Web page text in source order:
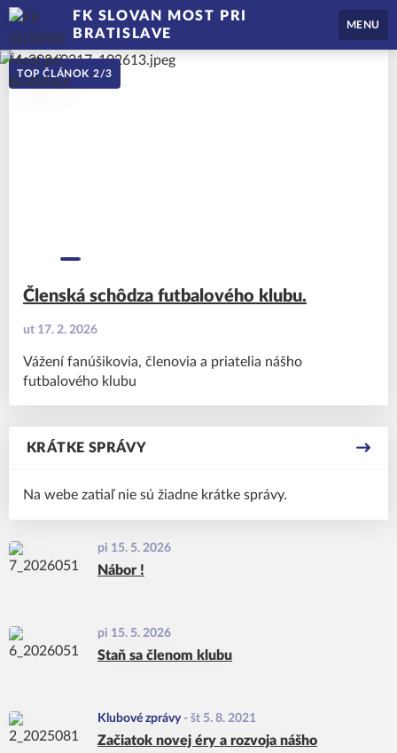
FK SLOVAN MOST PRI
BRATISLAVE
MENU
TOP ČLÁNOK 2/3
ut 17. 2. 2026
Členská schôdza futbalového klubu.
Vážení fanúšikovia, členovia a priatelia nášho
futbalového klubu
KRÁTKE SPRÁVY
Na webe zatiaľ nie sú žiadne krátke správy.
pi 15. 5. 2026
Nábor !
pi 15. 5. 2026
Staň sa členom klubu
Klubové zprávy - št 5. 8. 2021
Začiatok novej éry a rozvoja nášho